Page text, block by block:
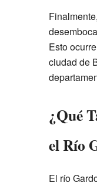
Esto
ciudad de
¿Qué
el Río
El río